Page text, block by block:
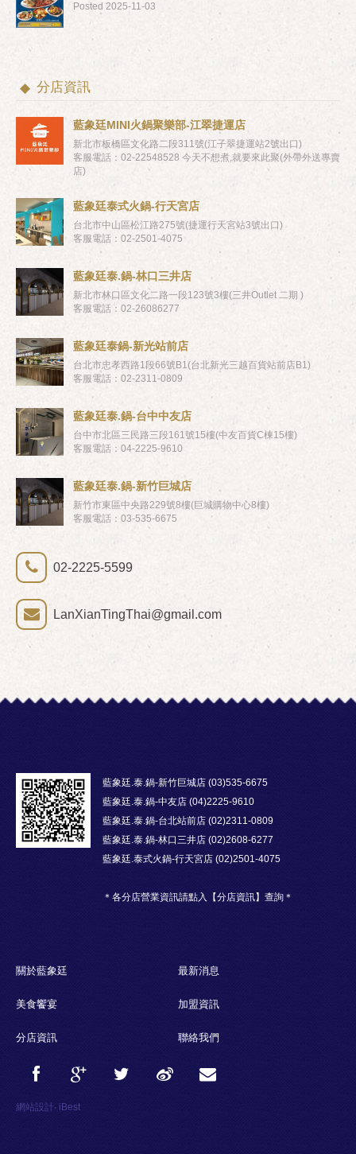
Posted 2025-11-03
分店資訊
藍象廷MINI火鍋聚樂部-江翠捷運店
新北市板橋區文化路二段311號(江子翠捷運站2號出口)
客服電話：02-22548528 今天不想煮,就要來此聚(外帶外送專賣
店)
藍象廷泰式火鍋-行天宮店
台北市中山區松江路275號(捷運行天宮站3號出口)
客服電話：02-2501-4075
藍象廷泰.鍋-林口三井店
新北市林口區文化二路一段123號3樓(三井Outlet 二期 )
客服電話：02-26086277
藍象廷泰鍋-新光站前店
台北市忠孝西路1段66號B1(台北新光三越百貨站前店B1)
客服電話：02-2311-0809
藍象廷泰.鍋-台中中友店
台中市北區三民路三段161號15樓(中友百貨C棟15樓)
客服電話：04-2225-9610
藍象廷泰.鍋-新竹巨城店
新竹市東區中央路229號8樓(巨城購物中心8樓)
客服電話：03-535-6675
02-2225-5599
LanXianTingThai@gmail.com
藍象廷.泰.鍋-新竹巨城店 (03)535-6675
藍象廷.泰.鍋-中友店 (04)2225-9610
藍象廷.泰.鍋-台北站前店 (02)2311-0809
藍象廷.泰.鍋-林口三井店 (02)2608-6277
藍象廷.泰式火鍋-行天宮店 (02)2501-4075
＊各分店營業資訊請點入【分店資訊】查詢＊
關於藍象廷 最新消息
美食饗宴 加盟資訊
分店資訊 聯絡我們
網站設計‧ iBest